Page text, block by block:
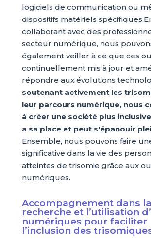
logiciels de communication ou
dispositifs matériels
collaborant avec des
secteur numérique, nous
également veiller à ce que ces
continuellement mis à jour et
répondre aux évolutions
soutenant activement les
leur parcours numérique, nous
à créer une société plus
a sa place et peut s'épanouir
Ensemble, nous pouvons faire
significative dans la vie des
atteintes de trisomie grâce aux
numériques.
Accompagnement dans la
recherche et l’utilisation
numériques pour faciliter
l’inclusion des